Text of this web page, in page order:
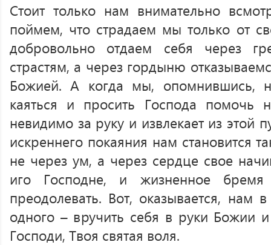
Стоит только нам внимательно
поймем, что страдаем мы только от
добровольно отдаем себя через
страстям, а через гордыню
Божией. А когда мы, опомнившись,
каяться и просить Господа помочь
невидимо за руку и извлекает из этой
искреннего покаяния нам становится
не через ум, а через сердце свое
иго Господне, и жизненное
преодолевать. Вот, оказывается, нам
одного – вручить себя в руки Божии и
Господи, Твоя святая воля.